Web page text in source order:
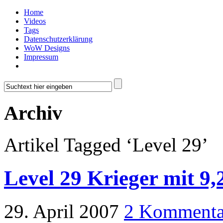
Home
Videos
Tags
Datenschutzerklärung
WoW Designs
Impressum
Archiv
Artikel Tagged ‘Level 29’
Level 29 Krieger mit
29. April 2007 2